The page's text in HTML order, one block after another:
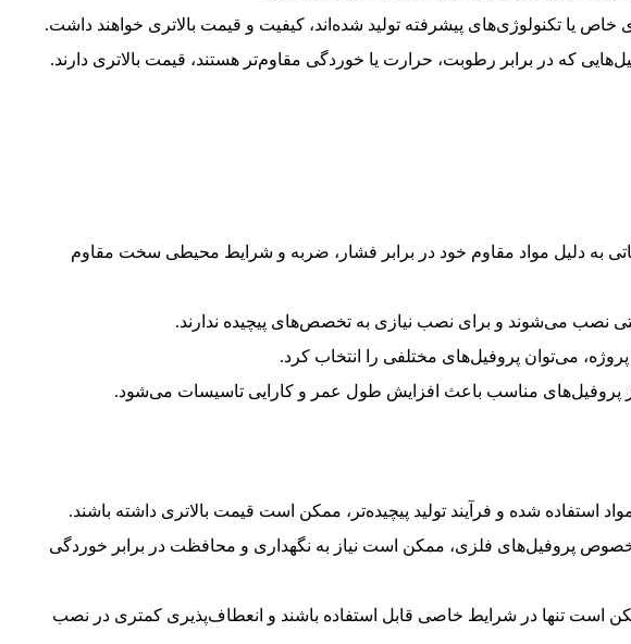
خاص یا تکنولوژی‌های پیشرفته تولید شده‌اند، کیفیت و قیمت بالاتری خواهند داشت.
که در برابر رطوبت، حرارت یا خوردگی مقاوم‌تر هستند، قیمت بالاتری دارند.
به دلیل مواد مقاوم خود در برابر فشار، ضربه و شرایط محیطی سخت مقاوم
نصب می‌شوند و برای نصب نیازی به تخصص‌های پیچیده ندارند.
می‌توان پروفیل‌های مختلفی را انتخاب کرد.
پروفیل‌های مناسب باعث افزایش طول عمر و کارایی تاسیسات می‌شود.
استفاده شده و فرآیند تولید پیچیده‌تر، ممکن است قیمت بالاتری داشته باشند.
خصوص پروفیل‌های فلزی، ممکن است نیاز به نگهداری و محافظت در برابر خوردگی
است تنها در شرایط خاصی قابل استفاده باشند و انعطاف‌پذیری کمتری در نصب